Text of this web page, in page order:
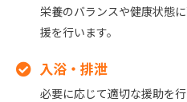
栄養のバランスや健康状態
援を行います。
入浴・排泄
必要に応じて適切な援助を